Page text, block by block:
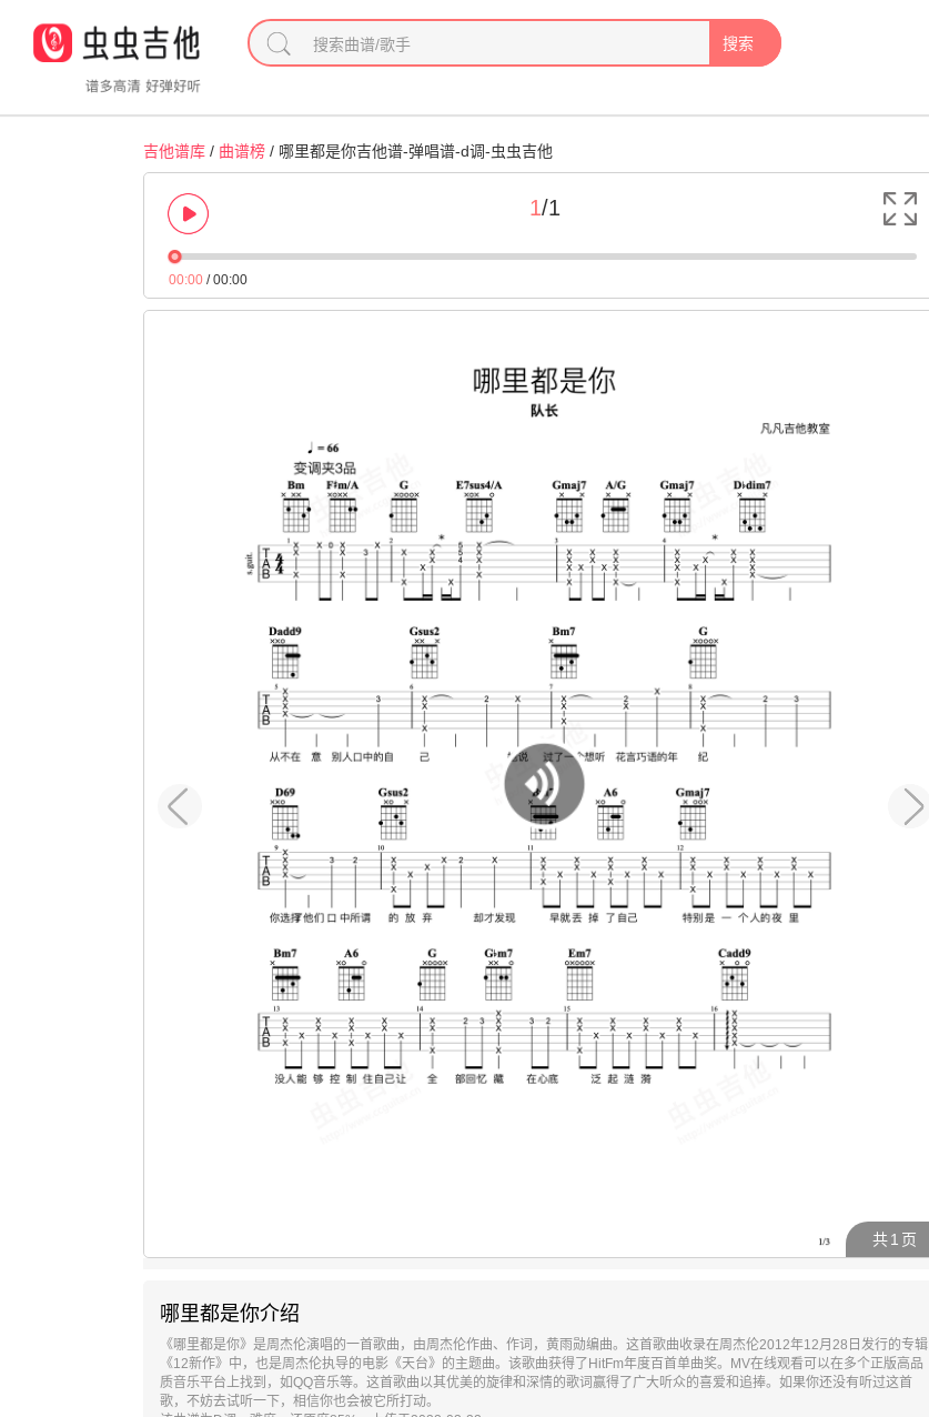
搜索
吉他谱库/ 曲谱榜/ 哪里都是你吉他谱-弹唱谱-d调-虫虫吉他
1/1
00:00/00:00
共1 页
哪里都是你介绍
《哪里都是你》是周杰伦演唱的一首歌曲，由周杰伦作曲、作词，黄雨勋编曲。这首歌曲收录在周杰伦2012年12月28日发行的专辑
《12新作》中，也是周杰伦执导的电影《天台》的主题曲。该歌曲获得了HitFm年度百首单曲奖。MV在线观看可以在多个正版高品
质音乐平台上找到，如QQ音乐等。这首歌曲以其优美的旋律和深情的歌词赢得了广大听众的喜爱和追捧。如果你还没有听过这首
歌，不妨去试听一下，相信你也会被它所打动。